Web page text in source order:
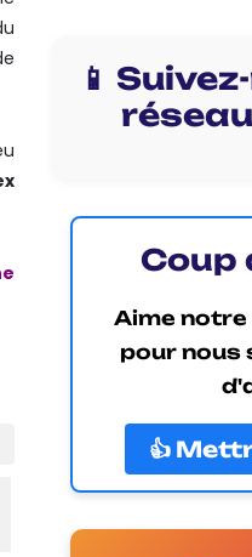
📱
Coup
Aime notre
pour nous
👍